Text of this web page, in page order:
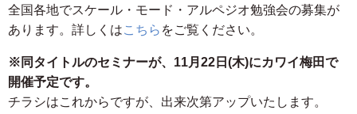
全国各地でスケール・モード・アルペジオ勉強会の募集が
あります。詳しくはこちら をご覧ください。
※同タイトルのセミナーが、11月22日(木)にカワイ梅田で
開催予定です。
チラシはこれからですが、出来次第アップいたします。